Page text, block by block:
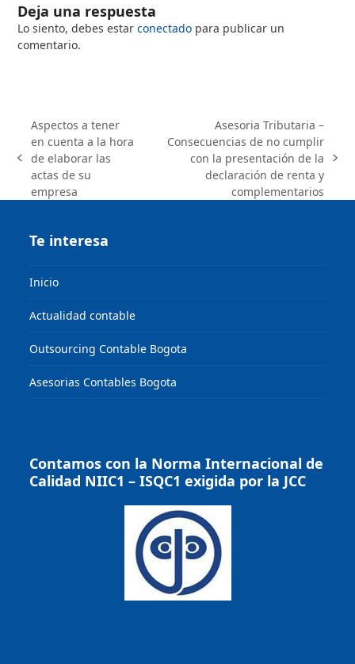
Deja una respuesta
Lo siento, debes estarconectado para publicar un
comentario.
previous
post:
Aspectos a tener
en cuenta a la hora
de elaborar las
actas de su
empresa
Asesoria Tributaria –
Consecuencias de no cumplir
con la presentación de la
declaración de renta y
complementarios
Te interesa
Inicio
Actualidad contable
Outsourcing Contable Bogota
Asesorias Contables Bogota
Contamos con la Norma Internacional de
Calidad NIIC1 – ISQC1 exigida por la JCC